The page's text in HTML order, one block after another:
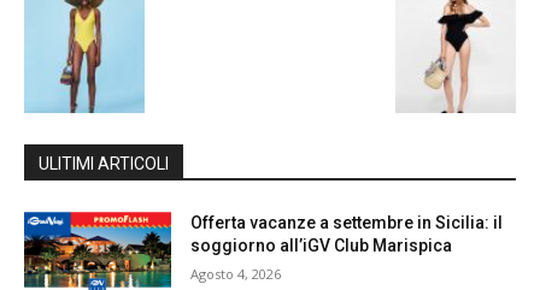
ULITIMI ARTICOLI
Offerta vacanze a settembre in Sicilia: il
soggiorno all’iGV Club Marispica
Agosto 4, 2026